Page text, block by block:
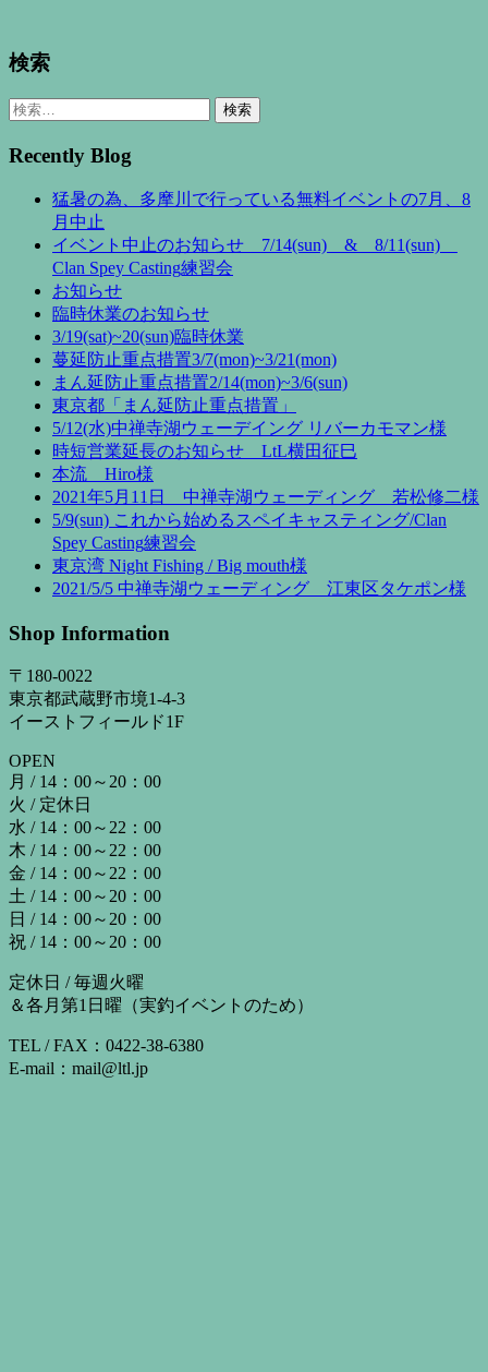
検索
検
Recently Blog
猛暑の為、多摩川で行っている無料イベントの7月、8
月中止
イベント中止のお知らせ 7/14(sun) & 8/11(sun)
Clan Spey Casting練習会
お知らせ
臨時休業のお知らせ
3/19(sat)~20(sun)臨時休業
蔓延防止重点措置3/7(mon)~3/21(mon)
まん延防止重点措置2/14(mon)~3/6(sun)
東京都「まん延防止重点措置」
5/12(水)中禅寺湖ウェーデイング リバーカモマン様
時短営業延長のお知らせ LtL横田征巳
本流 Hiro様
2021年5月11日 中禅寺湖ウェーディング 若松修二様
5/9(sun) これから始めるスペイキャスティング/Clan
Spey Casting練習会
東京湾 Night Fishing / Big mouth様
2021/5/5 中禅寺湖ウェーディング 江東区タケポン様
Shop Information
〒180-0022
東京都武蔵野市境1-4-3
イーストフィールド1F
OPEN
月 / 14：00～20：00
火 / 定休日
水 / 14：00～22：00
木 / 14：00～22：00
金 / 14：00～22：00
土 / 14：00～20：00
日 / 14：00～20：00
祝 / 14：00～20：00
定休日 / 毎週火曜
＆各月第1日曜（実釣イベントのため）
TEL / FAX：0422-38-6380
E-mail：mail@ltl.jp